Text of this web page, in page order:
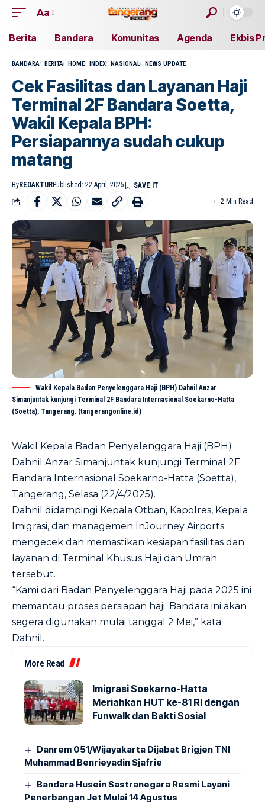
Aa
Berita Bandara Komunitas Agenda Ekbis
BANDARA BERITA HOME INDEX NASIONAL NEWS UPDATE
Cek Fasilitas dan Layanan Haji
Terminal 2F Bandara Soetta,
Wakil Kepala BPH:
Persiapannya sudah cukup
matang
ByREDAKTURPublished: 22 April, 2025
2 Min Read
Wakil Kepala Badan Penyelenggara Haji (BPH) Dahnil Anzar
Simanjuntak kunjungi Terminal 2F Bandara Internasional Soekarno-Hatta
(Soetta), Tangerang. (tangerangonline.id)
Wakil Kepala Badan Penyelenggara Haji (BPH)
Dahnil Anzar Simanjuntak kunjungi Terminal 2F
Bandara Internasional Soekarno-Hatta (Soetta),
Tangerang, Selasa (22/4/2025).
Dahnil didampingi Kepala Otban, Kapolres, Kepala
Imigrasi, dan managemen InJourney Airports
mengecek dan memastikan kesiapan fasilitas dan
layanan di Terminal Khusus Haji dan Umrah
tersebut.
“Kami dari Badan Penyelenggara Haji pada 2025 ini
memantau proses persiapan haji. Bandara ini akan
segera digunakan mulai tanggal 2 Mei,” kata
Dahnil.
More Read
Imigrasi Soekarno-Hatta
Meriahkan HUT ke-81 RI dengan
Funwalk dan Bakti Sosial
Danrem 051/Wijayakarta Dijabat Brigjen TNI
Muhammad Benrieyadin Sjafrie
Bandara Husein Sastranegara Resmi Layani
Penerbangan Jet Mulai 14 Agustus